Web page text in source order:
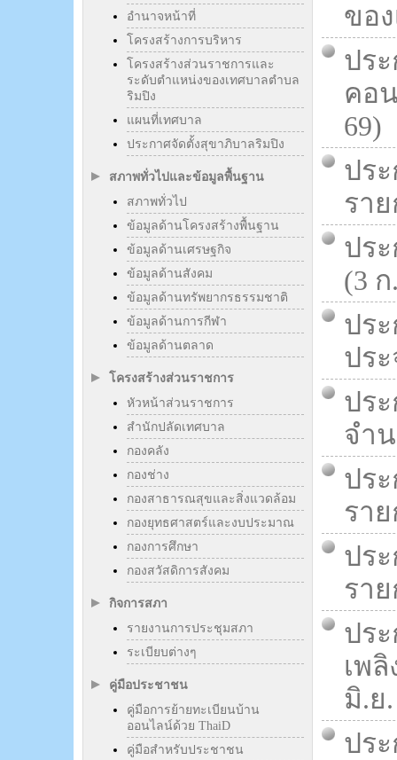
อำนาจหน้าที่
โครงสร้างการบริหาร
โครงสร้างส่วนราชการและ
ระดับตำแหน่งของเทศบาลตำบล
ริมปิง
แผนที่เทศบาล
ประกาศจัดตั้งสุขาภิบาลริมปิง
สภาพทั่วไปและข้อมูลพื้นฐาน
สภาพทั่วไป
ข้อมูลด้านโครงสร้างพื้นฐาน
ข้อมูลด้านเศรษฐกิจ
ข้อมูลด้านสังคม
ข้อมูลด้านทรัพยากรธรรมชาติ
ข้อมูลด้านการกีฬา
ข้อมูลด้านตลาด
โครงสร้างส่วนราชการ
หัวหน้าส่วนราชการ
สำนักปลัดเทศบาล
กองคลัง
กองช่าง
กองสาธารณสุขและสิ่งแวดล้อม
กองยุทธศาสตร์และงบประมาณ
กองการศึกษา
กองสวัสดิการสังคม
กิจการสภา
รายงานการประชุมสภา
ระเบียบต่างๆ
คู่มือประชาชน
คู่มือการย้ายทะเบียนบ้าน
ออนไลน์ด้วย ThaiD
คู่มือสำหรับประชาชน
ขอ
ปร
คอ
69)
ปร
รา
ปร
(3
ปร
ปร
ปร
จำ
ปร
รา
ปร
รา
ปร
เพ
มิ.ย
ปร